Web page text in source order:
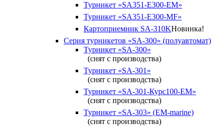
Турникет «SA351-Е300-ЕМ»
Турникет «SA351-Е300-MF»
Картоприемник SA-310KНовинка!
Серия турникетов «SA-300» (полуавтомат)
Турникет «SA-300»
(снят с производства)
Турникет «SA-301»
(снят с производства)
Турникет «SA-301-Курс100-ЕМ»
(снят с производства)
Турникет «SA-303» (EM-marine)
(снят с производства)